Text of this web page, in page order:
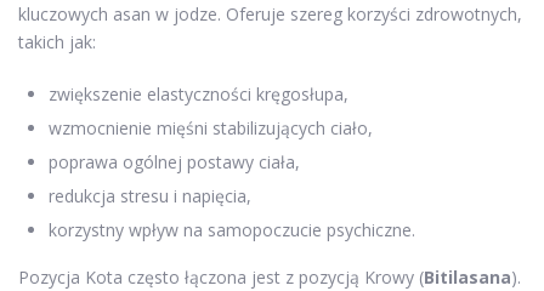
kluczowych asan w jodze. Oferuje szereg korzyści zdrowotnych,
takich jak:
zwiększenie elastyczności kręgosłupa,
wzmocnienie mięśni stabilizujących ciało,
poprawa ogólnej postawy ciała,
redukcja stresu i napięcia,
korzystny wpływ na samopoczucie psychiczne.
Pozycja Kota często łączona jest z pozycją Krowy (Bitilasana).